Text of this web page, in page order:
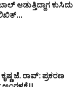
ಆಡುತ್ತಿದ್ದಾಗ ಕುಸಿದು
ಲಿಖಿತ್…
ಜೆ. ರಾವ್: ಪ್ರಕರಣ